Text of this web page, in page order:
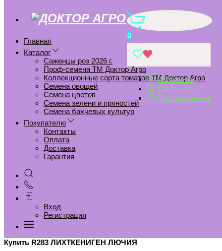
Главная
Каталог
Саженцы роз 2026 г.
Проф-семена ТМ Доктор Агро
Коллекционные сорта томатов ТМ Доктор Агро
Семена овощей
Семена цветов
Семена зелени и пряностей
Семена бахчевых культур
Покупателю
Контакты
Оплата
Доставка
Гарантия
Вход
Регистрация
0
Избранное
Сравнение
Просмотренное
R283 ЛИХТКЕНИГЕН ЛЮЧИЯ
Главная
АРХИВ
Саженцы роз 2025 г.
R283 ЛИХТКЕНИГЕН ЛЮЧИЯ
Добавить в избранное
Удалить из избранного
Добавить к сравнению
Удалить из сравнения
Купить R283 ЛИХТКЕНИГЕН ЛЮЧИЯ